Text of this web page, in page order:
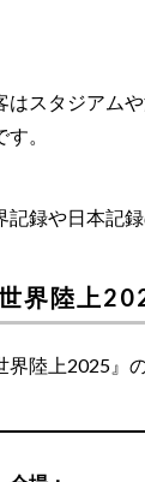
はスタジアム
す。
記録や日本記
世界陸上
界陸上2025』